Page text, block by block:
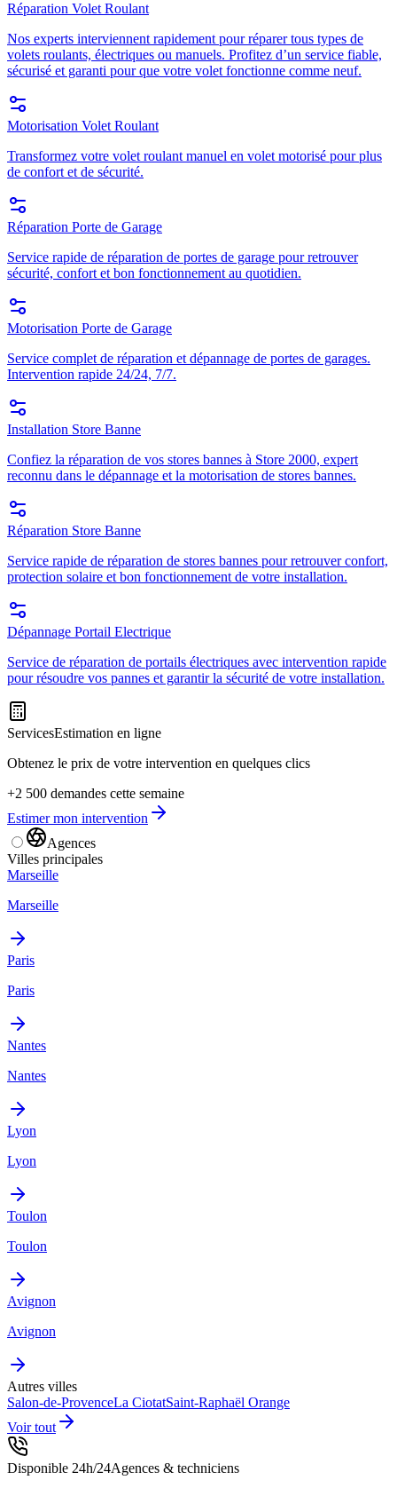
Réparation Volet Roulant
Nos experts interviennent rapidement pour réparer tous types de
volets roulants, électriques ou manuels. Profitez d’un service fiable,
sécurisé et garanti pour que votre volet fonctionne comme neuf.
Motorisation Volet Roulant
Transformez votre volet roulant manuel en volet motorisé pour plus
de confort et de sécurité.
Réparation Porte de Garage
Service rapide de réparation de portes de garage pour retrouver
sécurité, confort et bon fonctionnement au quotidien.
Motorisation Porte de Garage
Service complet de réparation et dépannage de portes de garages.
Intervention rapide 24/24, 7/7.
Installation Store Banne
Confiez la réparation de vos stores bannes à Store 2000, expert
reconnu dans le dépannage et la motorisation de stores bannes.
Réparation Store Banne
Service rapide de réparation de stores bannes pour retrouver confort,
protection solaire et bon fonctionnement de votre installation.
Dépannage Portail Electrique
Service de réparation de portails électriques avec intervention rapide
pour résoudre vos pannes et garantir la sécurité de votre installation.
ServicesEstimation en ligne
Obtenez le prix de votre intervention en quelques clics
+2 500 demandes cette semaine
Estimer mon intervention
Agences
Villes principales
Marseille
Marseille
Paris
Paris
Nantes
Nantes
Lyon
Lyon
Toulon
Toulon
Avignon
Avignon
Autres villes
Salon-de-ProvenceLa CiotatSaint-Raphaël Orange
Voir tout
Disponible 24h/24Agences & techniciens